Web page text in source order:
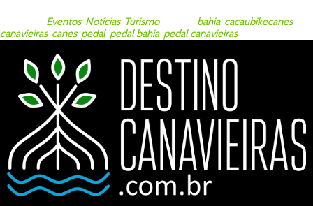
Eventos, Notícias, TurismoTagged bahia, cacaubikecanes,
canavieiras, canes, pedal, pedal bahia, pedal canavieiras